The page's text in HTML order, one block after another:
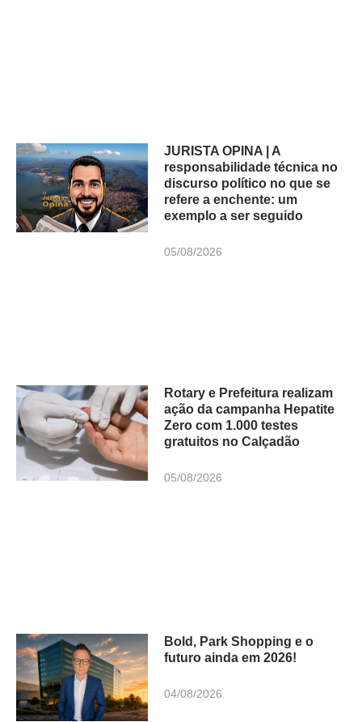
JURISTA OPINA | A
responsabilidade técnica no
discurso político no que se
refere a enchente: um
exemplo a ser seguido
05/08/2026
Rotary e Prefeitura realizam
ação da campanha Hepatite
Zero com 1.000 testes
gratuitos no Calçadão
05/08/2026
Bold, Park Shopping e o
futuro ainda em 2026!
04/08/2026